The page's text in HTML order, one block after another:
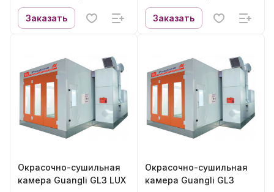
Заказать Заказать
Окрасочно-сушильная
камера Guangli GL3 LUX
Окрасочно-сушильная
камера Guangli GL3